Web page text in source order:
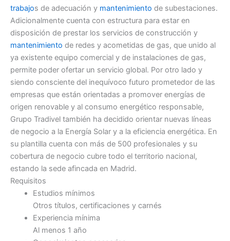
trabajos de adecuación y mantenimiento de subestaciones.
Adicionalmente cuenta con estructura para estar en
disposición de prestar los servicios de construcción y
mantenimiento de redes y acometidas de gas, que unido al
ya existente equipo comercial y de instalaciones de gas,
permite poder ofertar un servicio global. Por otro lado y
siendo consciente del inequívoco futuro prometedor de las
empresas que están orientadas a promover energías de
origen renovable y al consumo energético responsable,
Grupo Tradivel también ha decidido orientar nuevas líneas
de negocio a la Energía Solar y a la eficiencia energética. En
su plantilla cuenta con más de 500 profesionales y su
cobertura de negocio cubre todo el territorio nacional,
estando la sede afincada en Madrid.
Requisitos
Estudios mínimos
Otros títulos, certificaciones y carnés
Experiencia mínima
Al menos 1 año